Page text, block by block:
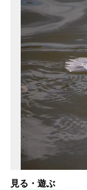
見る・遊ぶ